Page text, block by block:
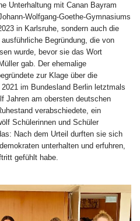
Unterhaltung mit Canan Bayram
Wolfgang-Goethe-Gymnasiums
in Karlsruhe, sondern auch die
Begründung, die von
wurde, bevor sie das Wort
gab. Der ehemalige
zur Klage über die
im Bundesland Berlin letztmals
Jahren am obersten deutschen
verabschiedete, ein
Schülerinnen und Schüler
Nach dem Urteil durften sie sich
unterhalten und erfuhren,
gefühlt habe.